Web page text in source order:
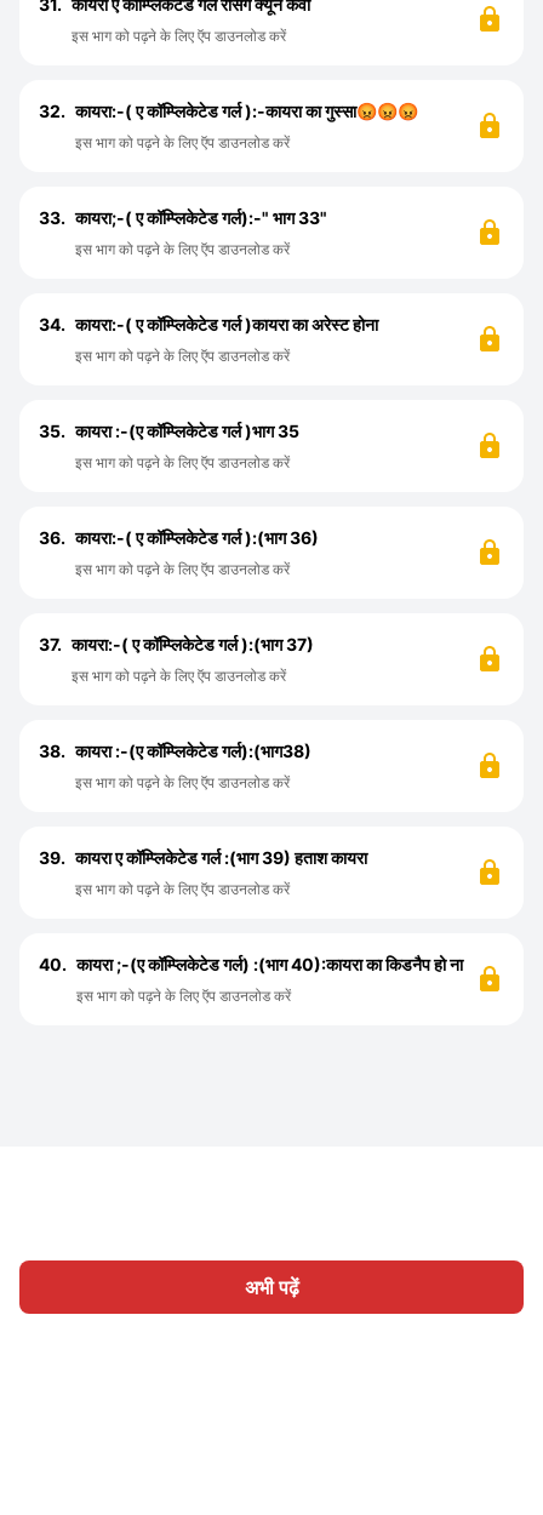
अभी पढ़ें
31. कायरा ए कॉम्प्लिकेटेड गर्ल रेसिंग क्यून केवी
इस भाग को पढ़ने के लिए ऍप डाउनलोड करें
32. कायरा:-( ए कॉम्प्लिकेटेड गर्ल ):-कायरा का गुस्सा😡😡😡
इस भाग को पढ़ने के लिए ऍप डाउनलोड करें
33. कायरा;-( ए कॉम्प्लिकेटेड गर्ल):-" भाग 33"
इस भाग को पढ़ने के लिए ऍप डाउनलोड करें
34. कायरा:-( ए कॉम्प्लिकेटेड गर्ल )कायरा का अरेस्ट होना
इस भाग को पढ़ने के लिए ऍप डाउनलोड करें
35. कायरा :-(ए कॉम्प्लिकेटेड गर्ल )भाग 35
इस भाग को पढ़ने के लिए ऍप डाउनलोड करें
36. कायरा:-( ए कॉम्प्लिकेटेड गर्ल ):(भाग 36)
इस भाग को पढ़ने के लिए ऍप डाउनलोड करें
37. कायरा:-( ए कॉम्प्लिकेटेड गर्ल ):(भाग 37)
इस भाग को पढ़ने के लिए ऍप डाउनलोड करें
38. कायरा :-(ए कॉम्प्लिकेटेड गर्ल):(भाग38)
इस भाग को पढ़ने के लिए ऍप डाउनलोड करें
39. कायरा ए कॉम्प्लिकेटेड गर्ल :(भाग 39) हताश कायरा
इस भाग को पढ़ने के लिए ऍप डाउनलोड करें
40. कायरा ;-(ए कॉम्प्लिकेटेड गर्ल) :(भाग 40):कायरा का किडनैप हो ना
इस भाग को पढ़ने के लिए ऍप डाउनलोड करें
होम श्रेणी लिखिए लेख साइन इन